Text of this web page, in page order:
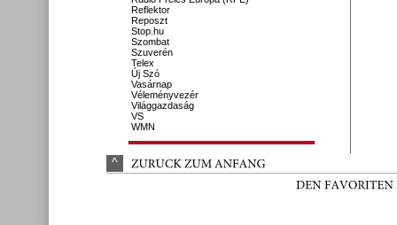
Reflektor
Reposzt
Stop.hu
Szombat
Szuverén
Telex
Új Szó
Vasárnap
Véleményvezér
Világgazdaság
VS
WMN
^ ZURÜCK ZUM ANFANG
DEN FAVORITEN